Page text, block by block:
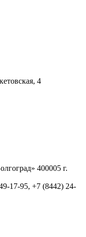
4
400005 г.
17-95, +7 (8442) 24-